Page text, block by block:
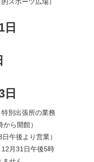
別出張所の業務
ら開館）
午後より営業）
月31日午後5時